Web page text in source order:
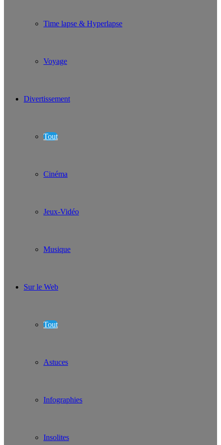
Time lapse & Hyperlapse
Voyage
Divertissement
Tout
Cinéma
Jeux-Vidéo
Musique
Sur le Web
Tout
Astuces
Infographies
Insolites